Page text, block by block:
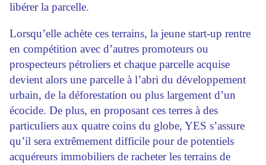
libérer la parcelle.
Lorsqu’elle achète ces terrains, la jeune start-up rentre
en compétition avec d’autres promoteurs ou
prospecteurs pétroliers et chaque parcelle acquise
devient alors une parcelle à l’abri du développement
urbain, de la déforestation ou plus largement d’un
écocide. De plus, en proposant ces terres à des
particuliers aux quatre coins du globe, YES s’assure
qu’il sera extrêmement difficile pour de potentiels
acquéreurs immobiliers de racheter les terrains de